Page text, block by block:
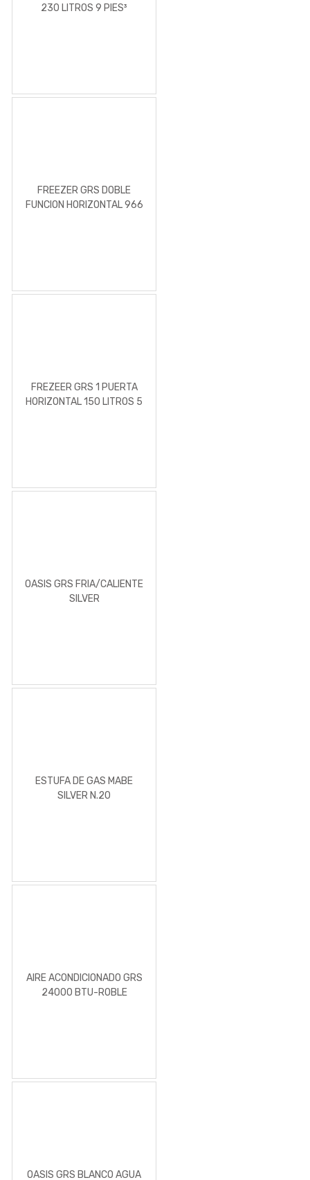
230 LITROS 9 PIES³
FREEZER GRS DOBLE
FUNCION HORIZONTAL 966
FREZEER GRS 1 PUERTA
HORIZONTAL 150 LITROS 5
OASIS GRS FRIA/CALIENTE
SILVER
ESTUFA DE GAS MABE
SILVER N.20
AIRE ACONDICIONADO GRS
24000 BTU-ROBLE
OASIS GRS BLANCO AGUA